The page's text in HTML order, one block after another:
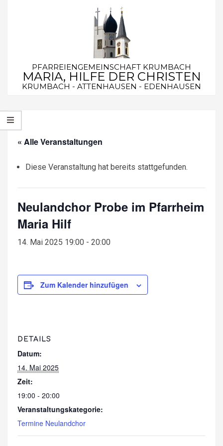
PFARREIENGEMEINSCHAFT KRUMBACH
MARIA, HILFE DER CHRISTEN
KRUMBACH - ATTENHAUSEN - EDENHAUSEN
Secondary
Navigation
« Alle Veranstaltungen
Diese Veranstaltung hat bereits stattgefunden.
Neulandchor Probe im Pfarrheim
Maria Hilf
14. Mai 2025 19:00 - 20:00
Zum Kalender hinzufügen
DETAILS
Datum:
14. Mai 2025
Zeit:
19:00 - 20:00
Veranstaltungskategorie:
Termine Neulandchor